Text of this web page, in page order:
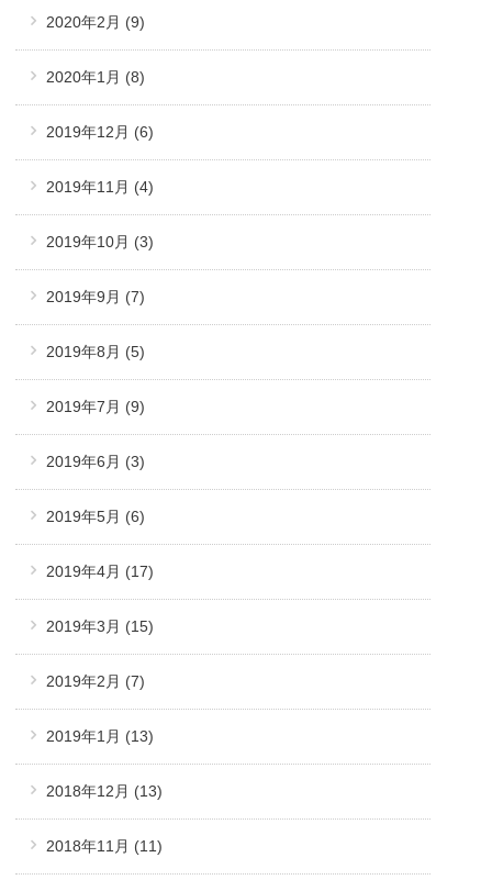
2020年2月 (9)
2020年1月 (8)
2019年12月 (6)
2019年11月 (4)
2019年10月 (3)
2019年9月 (7)
2019年8月 (5)
2019年7月 (9)
2019年6月 (3)
2019年5月 (6)
2019年4月 (17)
2019年3月 (15)
2019年2月 (7)
2019年1月 (13)
2018年12月 (13)
2018年11月 (11)